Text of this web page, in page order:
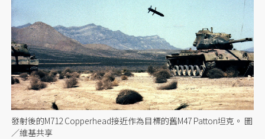
發射後的M712 Copperhead接近作為目標的舊M47 Patton坦克。 圖
／維基共享